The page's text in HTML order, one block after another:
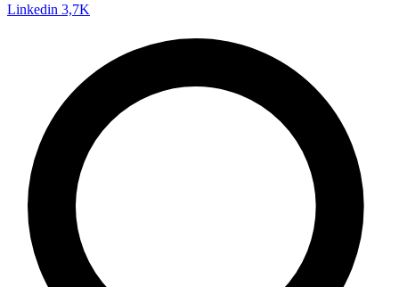
Linkedin 3,7K